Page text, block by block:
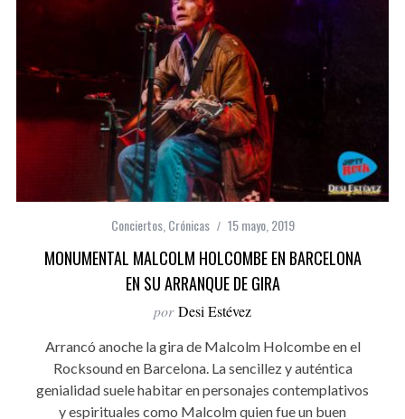
Conciertos, Crónicas 15 mayo, 2019
MONUMENTAL MALCOLM HOLCOMBE EN BARCELONA
EN SU ARRANQUE DE GIRA
por Desi Estévez
Arrancó anoche la gira de Malcolm Holcombe en el
Rocksound en Barcelona. La sencillez y auténtica
genialidad suele habitar en personajes contemplativos
y espirituales como Malcolm quien fue un buen